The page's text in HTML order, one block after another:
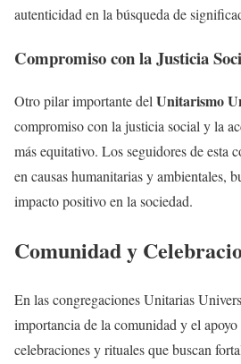
autenticidad en la búsqueda de
Compromiso con la Justicia
Otro pilar importante delUnitarismo
compromiso con la justicia social y la
más equitativo. Los seguidores de esta
en causas humanitarias y ambientales,
impacto positivo en la sociedad.
Comunidad y
En las congregaciones Unitarias
importancia de la comunidad y el
celebraciones y rituales que buscan